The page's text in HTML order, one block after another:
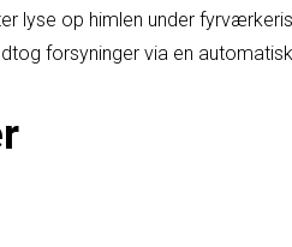
lyse op himlen under
forsyninger via en